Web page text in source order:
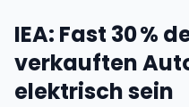
IEA: Fast 30 %
verkauften
elektrisch sein